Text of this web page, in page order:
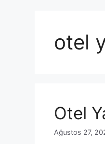
otel
Otel
Ağustos 27,